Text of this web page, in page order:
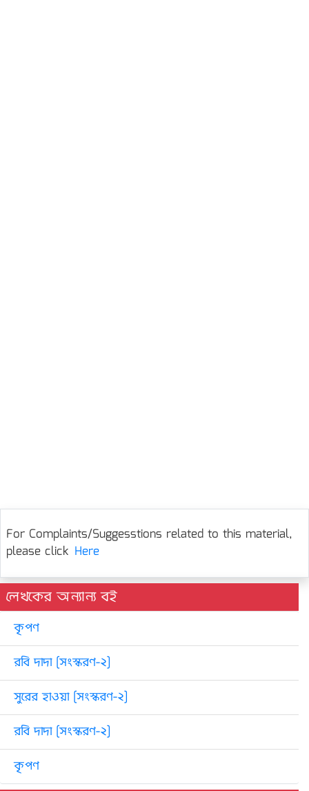
For Complaints/Suggesstions related to this material,
please click Here
লেখকের অন্যান্য বই
কৃপণ
রবি দাদা [সংস্করণ-২]
সুরের হাওয়া [সংস্করণ-২]
রবি দাদা [সংস্করণ-২]
কৃপণ